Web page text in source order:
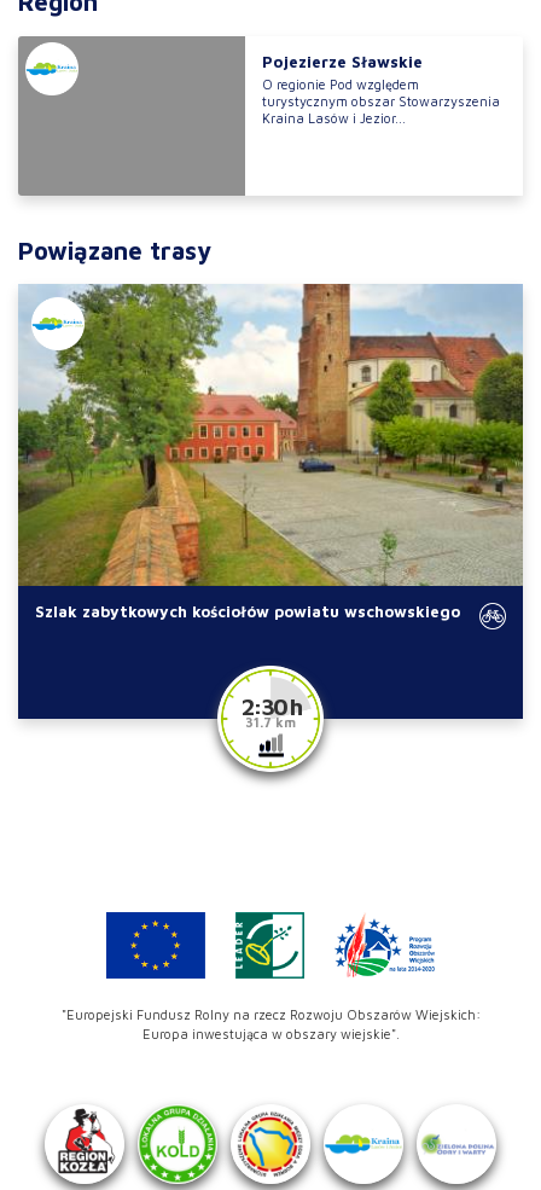
Pojezierze Sławskie
O regionie Pod względem
turystycznym obszar Stowarzyszenia
Kraina Lasów i Jezior...
Powiązane trasy
Szlak zabytkowych kościołów powiatu wschowskiego
2:30 h
31.7 km
"Europejski Fundusz Rolny na rzecz Rozwoju Obszarów Wiejskich:
Europa inwestująca w obszary wiejskie".